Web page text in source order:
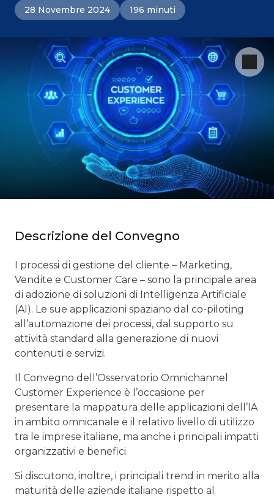
28 Novembre 2024 196 minuti
Descrizione del Convegno
I processi di gestione del cliente – Marketing,
Vendite e Customer Care – sono la principale area
di adozione di soluzioni di Intelligenza Artificiale
(AI). Le sue applicazioni spaziano dal co-piloting
all’automazione dei processi, dal supporto su
attività standard alla generazione di nuovi
contenuti e servizi.
Il Convegno dell’Osservatorio Omnichannel
Customer Experience è l’occasione per
presentare la mappatura delle applicazioni dell’IA
in ambito omnicanale e il relativo livello di utilizzo
tra le imprese italiane, ma anche i principali impatti
organizzativi e benefici.
Si discutono, inoltre, i principali trend in merito alla
maturità delle aziende italiane rispetto al